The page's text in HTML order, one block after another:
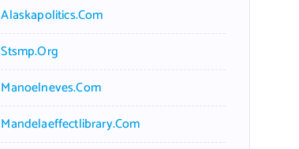
Alaskapolitics.com
Stsmp.org
Manoelneves.com
Mandelaeffectlibrary.com